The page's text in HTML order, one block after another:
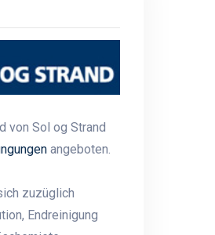
von Sol og Strand
angeboten.
zuzüglich
Endreinigung